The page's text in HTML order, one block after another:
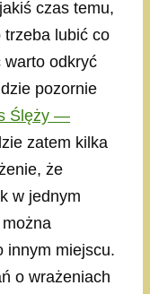
czas temu,
trzeba lubić co
warto odkryć
pozornie
Ślęży —
zatem kilka
że
w jednym
innym miejscu.
o wrażeniach